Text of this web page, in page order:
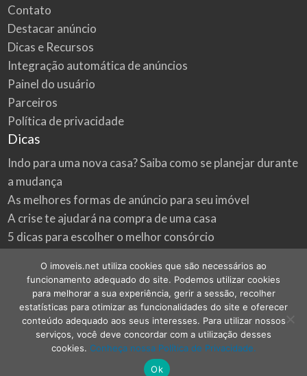
Contato
Destacar anúncio
Dicas e Recursos
Integração automática de anúncios
Painel do usuário
Parceiros
Política de privacidade
Dicas
Indo para uma nova casa? Saiba como se planejar durante
a mudança
As melhores formas de anúncio para seu imóvel
A crise te ajudará na compra de uma casa
5 dicas para escolher o melhor consórcio
Onde procurar as melhores oportunidades do mercado
imobiliário
©2026imoveis.net | Todos os direitos reservados.
O imoveis.net utiliza cookies que são necessários ao
funcionamento adequado do site. Podemos utilizar cookies
para melhorar a sua experiência, gerir a sessão, recolher
estatísticas para otimizar as funcionalidades do site e oferecer
conteúdo adequado aos seus interesses. Para utilizar nossos
serviços, você deve concordar com a utilização desses
cookies. Conheça nossa Política de Privacidade.
Ok